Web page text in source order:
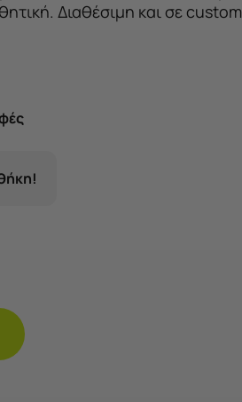
Διαθέσιμη και σε custom